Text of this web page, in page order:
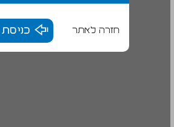
חזרה לאתר